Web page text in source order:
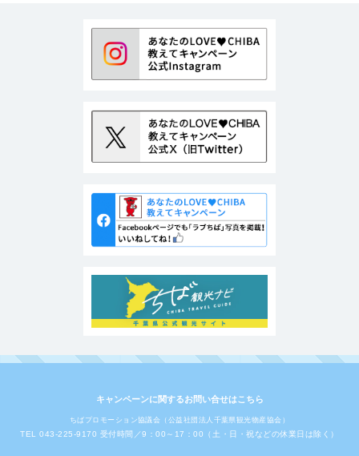
キャンペーンに関するお問い合せはこちら
ちばプロモーション協議会（公益社団法人千葉県観光物産協会）
TEL 043-225-9170 受付時間／9：00～17：00（土・日・祝などの休業日は除く）